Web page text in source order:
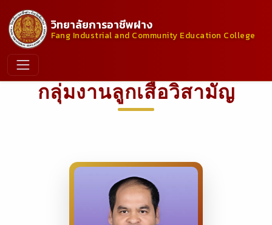
วิทยาลัยการอาชีพฝาง
Fang Industrial and Community Education College
กลุ่มงานลูกเสือวิสามัญ